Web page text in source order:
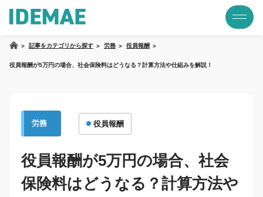
記事をカテゴリから探す 労務 役員報酬
役員報酬が5万円の場合、社会保険料はどうなる？計算方法や仕組みを解説！
労務 役員報酬
役員報酬が5万円の場合、社会
保険料はどうなる？計算方法や